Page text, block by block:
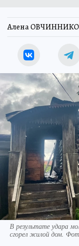
Алена
В результате удара
сгорел жилой дом.